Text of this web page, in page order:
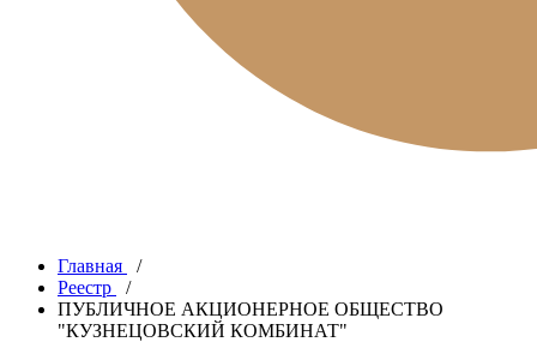
Главная
/
Реестр
/
ПУБЛИЧНОЕ АКЦИОНЕРНОЕ ОБЩЕСТВО
"КУЗНЕЦОВСКИЙ КОМБИНАТ"